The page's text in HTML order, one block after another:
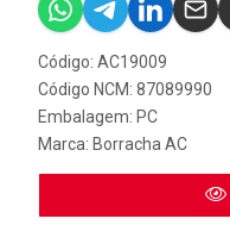
Código: AC19009
Código NCM: 87089990
Embalagem: PC
Marca: Borracha AC